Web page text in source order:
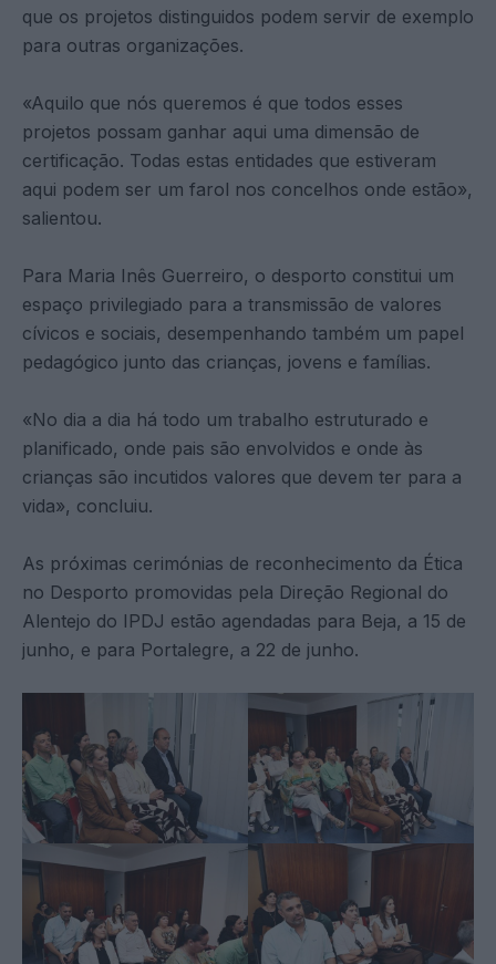
que os projetos distinguidos podem servir de exemplo
para outras organizações.
«Aquilo que nós queremos é que todos esses
projetos possam ganhar aqui uma dimensão de
certificação. Todas estas entidades que estiveram
aqui podem ser um farol nos concelhos onde estão»,
salientou.
Para Maria Inês Guerreiro, o desporto constitui um
espaço privilegiado para a transmissão de valores
cívicos e sociais, desempenhando também um papel
pedagógico junto das crianças, jovens e famílias.
«No dia a dia há todo um trabalho estruturado e
planificado, onde pais são envolvidos e onde às
crianças são incutidos valores que devem ter para a
vida», concluiu.
As próximas cerimónias de reconhecimento da Ética
no Desporto promovidas pela Direção Regional do
Alentejo do IPDJ estão agendadas para Beja, a 15 de
junho, e para Portalegre, a 22 de junho.